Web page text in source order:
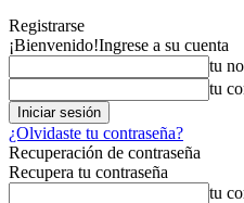
Registrarse
¡Bienvenido!Ingrese a su cuenta
tu
tu
¿Olvidaste tu contraseña?
Recuperación de contraseña
Recupera tu contraseña
tu